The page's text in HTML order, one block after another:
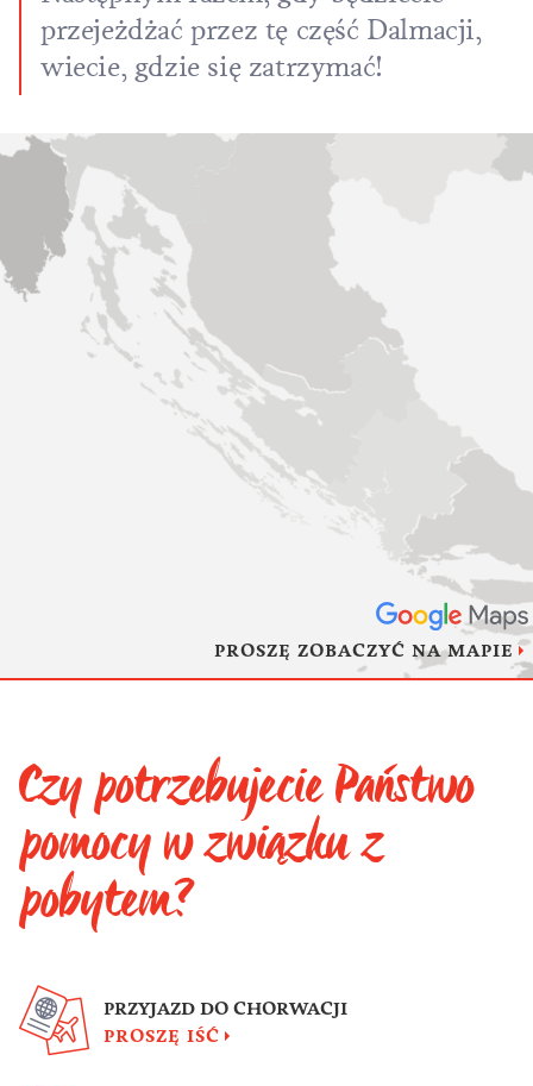
przejeżdżać przez tę część Dalmacji,
wiecie, gdzie się zatrzymać!
PROSZĘ ZOBACZYĆ NA MAPIE
Czy potrzebujecie Państwo
pomocy w związku z
pobytem?
PRZYJAZD DO CHORWACJI
PROSZĘ IŚĆ